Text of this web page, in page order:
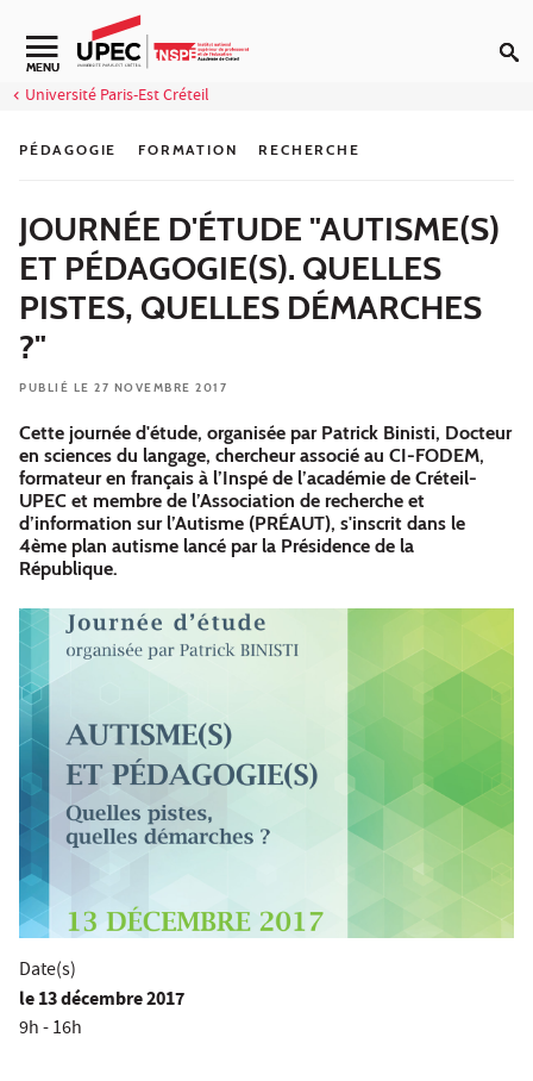
Aller au contenu
Navigation secondaire
MENU
Université Paris-Est Créteil
PÉDAGOGIE FORMATION RECHERCHE
JOURNÉE D'ÉTUDE "AUTISME(S)
ET PÉDAGOGIE(S). QUELLES
PISTES, QUELLES DÉMARCHES
?"
PUBLIÉ LE 27 NOVEMBRE 2017
Cette journée d'étude, organisée par Patrick Binisti, Docteur
en sciences du langage, chercheur associé au CI-FODEM,
formateur en français à l’Inspé de l’académie de Créteil-
UPEC et membre de l’Association de recherche et
d’information sur l’Autisme (PRÉAUT), s'inscrit dans le
4ème plan autisme lancé par la Présidence de la
République.
Date(s)
le13 décembre 2017
9h - 16h